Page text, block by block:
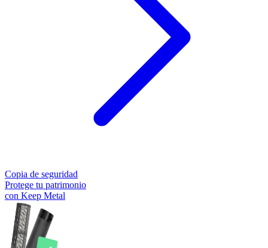
Copia de seguridad
Protege tu patrimonio
con Keep Metal